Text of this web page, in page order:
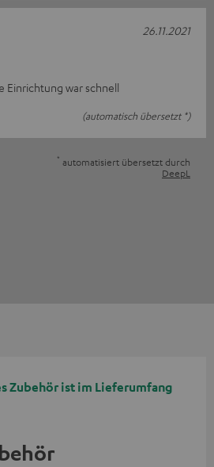
Einrichtung war schnell
(automatisch übersetzt *)
26.11.2021
* automatisiert übersetzt durch
DeepL
Zubehör ist im Lieferumfang